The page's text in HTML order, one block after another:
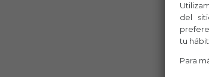
del
tu
Para